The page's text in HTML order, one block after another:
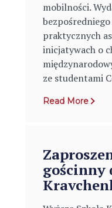
mobilności.
praktycznych
inicjatywach o
ze studentami
Read More
gościnny